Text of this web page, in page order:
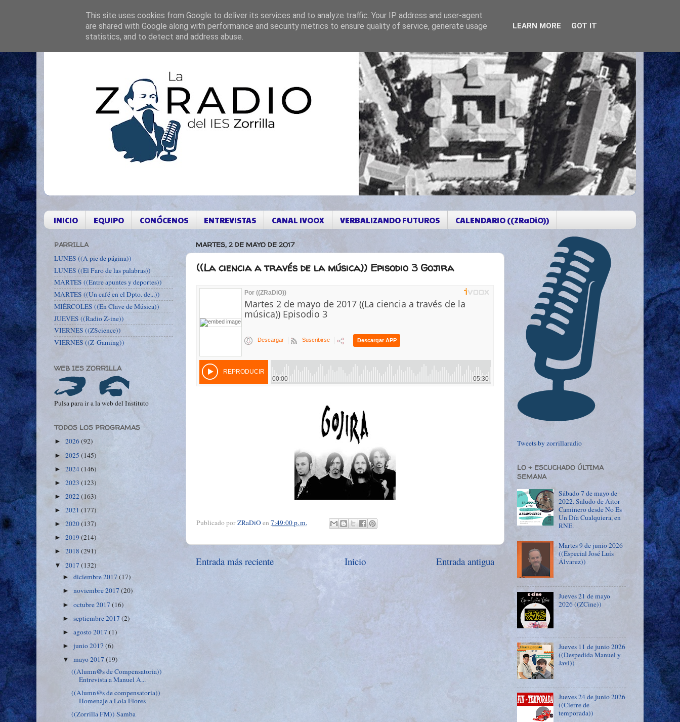
INICIO EQUIPO CONÓCENOS ENTREVISTAS CANAL IVOOX VERBALIZANDO FUTUROS CALENDARIO ((ZRaDiO))
MARTES, 2 DE MAYO DE 2017
((La ciencia a través de la música)) Episodio 3 Gojira
Publicado porZRaDiOen 7:49:00 p. m.
Entrada más reciente Entrada antigua
Inicio
PARRILLA
LUNES ((A pie de página))
LUNES ((El Faro de las palabras))
MARTES ((Entre apuntes y deportes))
MARTES ((Un café en el Dpto. de...))
MIÉRCOLES ((En Clave de Música))
JUEVES ((Radio Z-ine))
VIERNES ((ZScience))
VIERNES ((Z-Gaming))
WEB IES ZORRILLA
Pulsa para ir a la web del Instituto
TODOS LOS PROGRAMAS
► 2026(92)
► 2025 (145)
► 2024(146)
► 2023 (123)
► 2022(163)
► 2021 (177)
► 2020(137)
► 2019(214)
► 2018 (291)
▼ 2017 (132)
►diciembre 2017(17)
►noviembre 2017(20)
►octubre 2017(16)
►septiembre 2017(2)
►agosto 2017(1)
►junio 2017(6)
▼mayo 2017(19)
((Alumn@s de Compensatoria))
Entrevista a Manuel A...
((Alumn@s de compensatoria))
Homenaje a Lola Flores
((Zorrilla FM)) Samba
Tweets by zorrillaradio
LO + ESCUCHADO ÚLTIMA
SEMANA
Sábado 7 de mayo de
2022. Saludo de Aitor
Caminero desde No Es
Un Día Cualquiera, en
RNE.
Martes 9 de junio 2026
((Especial José Luís
Álvarez))
Jueves 21 de mayo
2026 ((ZCine))
Jueves 11 de junio 2026
((Despedida Manuel y
Javi))
Jueves 24 de junio 2026
((Cierre de
temporada))
This site uses cookies from Google to deliver its services and to analyze traffic. Your IP address and user-agent
are shared with Google along with performance and security metrics to ensure quality of service, generate usage
statistics, and to detect and address abuse.
LEARN MORE GOT IT